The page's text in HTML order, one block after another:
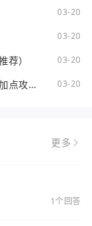
03-20
03-20
荐） 03-20
点攻
03-20
更多
1个回答